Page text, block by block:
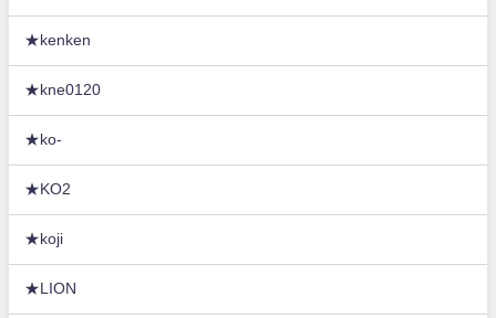
★kenken
★kne0120
★ko-
★KO2
★koji
★LION